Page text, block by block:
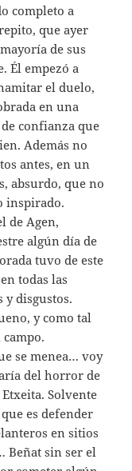
completo a
que ayer
de sus
Él empezó a
el duelo,
en una
de confianza que
Además no
antes, en un
absurdo, que no
inspirado.
de Agen,
algún día de
tuvo de este
todas las
y disgustos.
y como tal
se menea… voy
del horror de
Solvente
es defender
en sitios
Beñat sin ser el